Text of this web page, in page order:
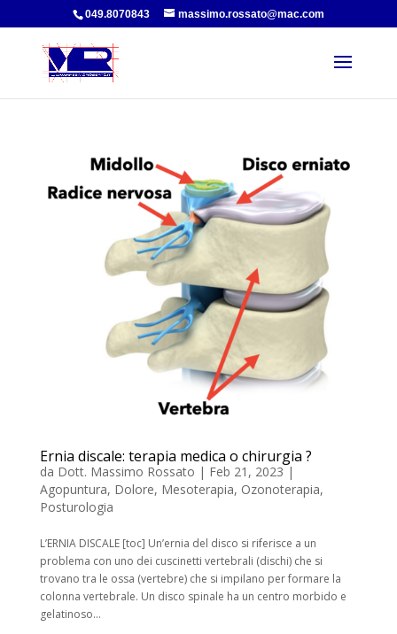
049.8070843 massimo.rossato@mac.com
Ernia discale: terapia medica o chirurgia ?
da Dott. Massimo Rossato | Feb 21, 2023 |
Agopuntura, Dolore, Mesoterapia, Ozonoterapia,
Posturologia
L’ERNIA DISCALE [toc] Un’ernia del disco si riferisce a un
problema con uno dei cuscinetti vertebrali (dischi) che si
trovano tra le ossa (vertebre) che si impilano per formare la
colonna vertebrale. Un disco spinale ha un centro morbido e
gelatinoso...